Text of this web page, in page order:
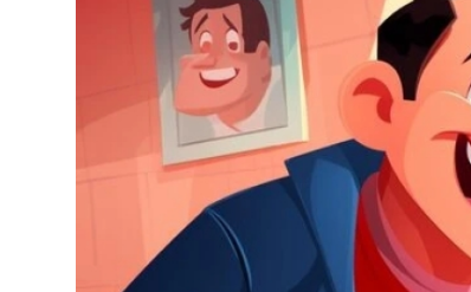
Temel Gıda ve Ürün Rehberleri
İçecek Kültürü & Barista
Yöresel Tarifler & Ev Yemekleri
Gıda Güvenliği & Sağlık
İçecek Kültürü & Rehberleri